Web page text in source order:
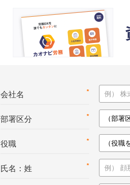
*
会社名
*
部署区分
*
役職
*
氏名：姓